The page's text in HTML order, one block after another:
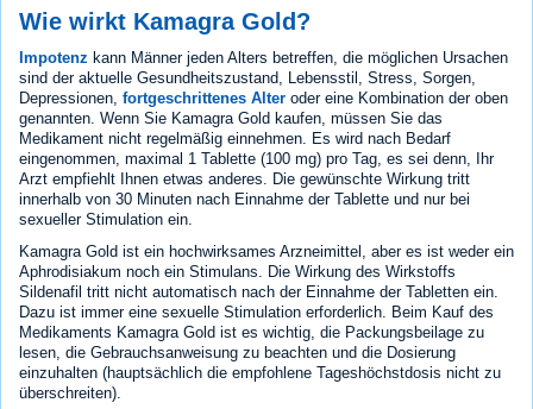
Wie wirkt Kamagra Gold?
Impotenz kann Männer jeden Alters betreffen, die möglichen Ursachen
sind der aktuelle Gesundheitszustand, Lebensstil, Stress, Sorgen,
Depressionen, fortgeschrittenes Alter oder eine Kombination der oben
genannten. Wenn Sie Kamagra Gold kaufen, müssen Sie das
Medikament nicht regelmäßig einnehmen. Es wird nach Bedarf
eingenommen, maximal 1 Tablette (100 mg) pro Tag, es sei denn, Ihr
Arzt empfiehlt Ihnen etwas anderes. Die gewünschte Wirkung tritt
innerhalb von 30 Minuten nach Einnahme der Tablette und nur bei
sexueller Stimulation ein.
Kamagra Gold ist ein hochwirksames Arzneimittel, aber es ist weder ein
Aphrodisiakum noch ein Stimulans. Die Wirkung des Wirkstoffs
Sildenafil tritt nicht automatisch nach der Einnahme der Tabletten ein.
Dazu ist immer eine sexuelle Stimulation erforderlich. Beim Kauf des
Medikaments Kamagra Gold ist es wichtig, die Packungsbeilage zu
lesen, die Gebrauchsanweisung zu beachten und die Dosierung
einzuhalten (hauptsächlich die empfohlene Tageshöchstdosis nicht zu
überschreiten).